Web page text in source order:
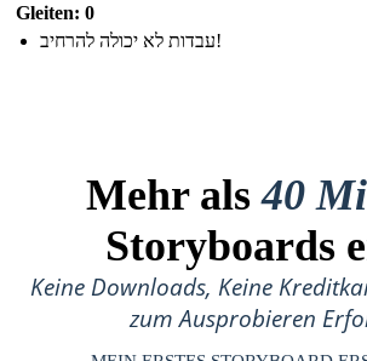
Gleiten: 0
עבדות לא יכולה להרחיב!
Mehr als40
Storyboards
Keine Downloads, Keine
zum Ausprobieren